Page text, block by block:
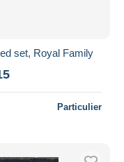
set, Royal Family
Particulier